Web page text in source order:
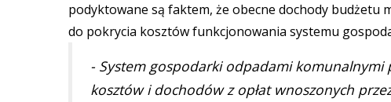
podyktowane są faktem, że obecne dochody budżetu
do pokrycia kosztów funkcjonowania systemu
- System gospodarki odpadami komunalnymi
kosztów i dochodów z opłat wnoszonych